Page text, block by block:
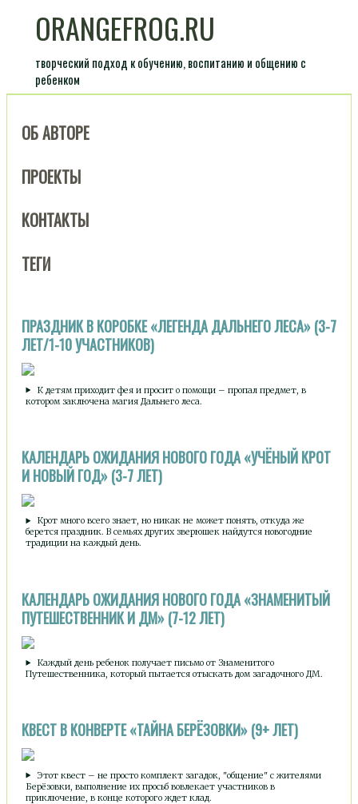
ORANGEFROG.RU
творческий подход к обучению, воспитанию и общению с
ребенком
ОБ АВТОРЕ
ПРОЕКТЫ
КОНТАКТЫ
ТЕГИ
ПРАЗДНИК В КОРОБКЕ «ЛЕГЕНДА ДАЛЬНЕГО ЛЕСА» (3-7
ЛЕТ/1-10 УЧАСТНИКОВ)
К детям приходит фея и просит о помощи – пропал предмет, в
котором заключена магия Дальнего леса.
КАЛЕНДАРЬ ОЖИДАНИЯ НОВОГО ГОДА «УЧЁНЫЙ КРОТ
И НОВЫЙ ГОД» (3-7 ЛЕТ)
Крот много всего знает, но никак не может понять, откуда же
берется праздник. В семьях других зверюшек найдутся новогодние
традиции на каждый день.
КАЛЕНДАРЬ ОЖИДАНИЯ НОВОГО ГОДА «ЗНАМЕНИТЫЙ
ПУТЕШЕСТВЕННИК И ДМ» (7-12 ЛЕТ)
Каждый день ребенок получает письмо от Знаменитого
Путешественника, который пытается отыскать дом загадочного ДМ.
КВЕСТ В КОНВЕРТЕ «ТАЙНА БЕРЁЗОВКИ» (9+ ЛЕТ)
Этот квест – не просто комплект загадок, "общение" с жителями
Берёзовки, выполнение их просьб вовлекает участников в
приключение, в конце которого ждет клад.